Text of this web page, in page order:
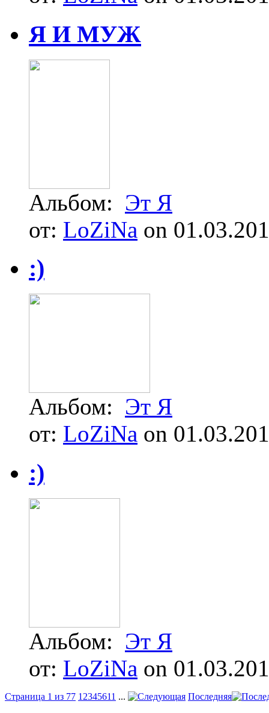
Я И МУЖ
Альбом: Эт Я
от: LoZiNa on
:)
Альбом: Эт Я
от: LoZiNa on
:)
Альбом: Эт Я
от: LoZiNa on
Страница 1 из 77 1 2345611 ... Последняя